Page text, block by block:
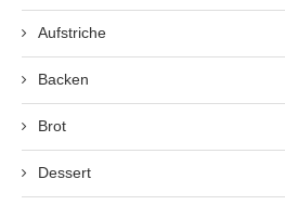
Aufstriche
Backen
Brot
Dessert